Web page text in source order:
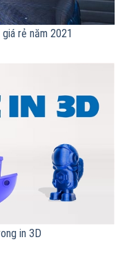
rẻ năm 2021
in 3D